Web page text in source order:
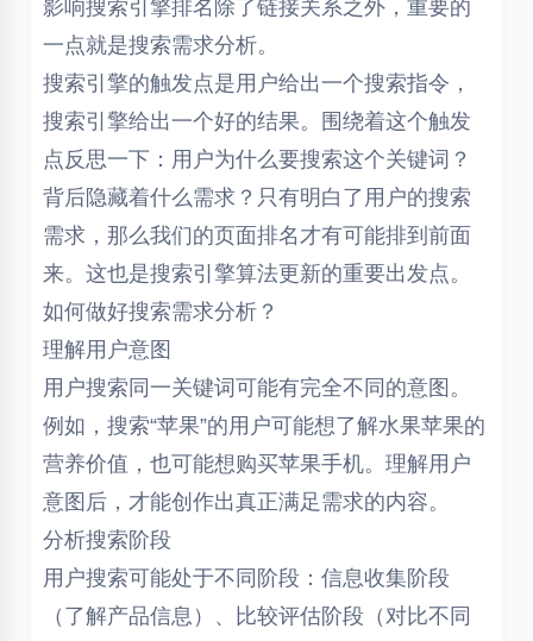
影响搜索引擎排名除了链接关系之外，重要的
一点就是搜索需求分析。
搜索引擎的触发点是用户给出一个搜索指令，
搜索引擎给出一个好的结果。围绕着这个触发
点反思一下：用户为什么要搜索这个关键词？
背后隐藏着什么需求？只有明白了用户的搜索
需求，那么我们的页面排名才有可能排到前面
来。这也是搜索引擎算法更新的重要出发点。
如何做好搜索需求分析？
理解用户意图
用户搜索同一关键词可能有完全不同的意图。
例如，搜索“苹果”的用户可能想了解水果苹果的
营养价值，也可能想购买苹果手机。理解用户
意图后，才能创作出真正满足需求的内容。
分析搜索阶段
用户搜索可能处于不同阶段：信息收集阶段
（了解产品信息）、比较评估阶段（对比不同